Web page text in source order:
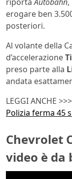
riportaAutobahn
erogare ben
posteriori.
Al volante della
d’accelerazione
preso parte alla
andata
LEGGI ANCHE >>>
Polizia ferma 45
Chevrolet
video è da